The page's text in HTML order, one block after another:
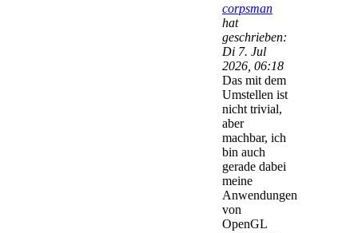
corpsman
hat
geschrieben:
Di 7. Jul
2026, 06:18
Das mit dem
Umstellen ist
nicht trivial,
aber
machbar, ich
bin auch
gerade dabei
meine
Anwendungen
von
OpenGL